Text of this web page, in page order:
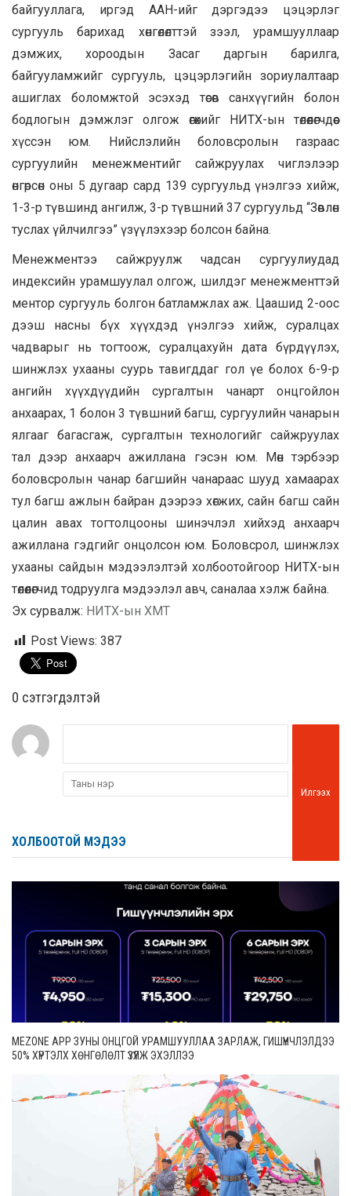
байгууллага, иргэд ААН-ийг дэргэдээ цэцэрлэг
сургууль барихад хөнгөлөлттэй зээл, урамшууллаар
дэмжих, хороодын Засаг даргын барилга,
байгууламжийг сургууль, цэцэрлэгийн зориулалтаар
ашиглах боломжтой эсэхэд төсөв санхүүгийн болон
бодлогын дэмжлэг олгож өгөхийг НИТХ-ын төлөөлөгчдөөс
хүссэн юм. Нийслэлийн боловсролын газраас
сургуулийн менежментийг сайжруулах чиглэлээр
өнгөрсөн оны 5 дугаар сард 139 сургуульд үнэлгээ хийж,
1-3-р түвшинд ангилж, 3-р түвшний 37 сургуульд “Зөвлөн
туслах үйлчилгээ” үзүүлэхээр болсон байна.
Менежментээ сайжруулж чадсан сургуулиудад
индексийн урамшуулал олгож, шилдэг менежменттэй
ментор сургууль болгон батламжлах аж. Цаашид 2-оос
дээш насны бүх хүүхдэд үнэлгээ хийж, суралцах
чадварыг нь тогтоож, суралцахуйн дата бүрдүүлэх,
шинжлэх ухааны суурь тавигддаг гол үе болох 6-9-р
ангийн хүүхдүүдийн сургалтын чанарт онцгойлон
анхаарах, 1 болон 3 түвшний багш, сургуулийн чанарын
ялгааг багасгаж, сургалтын технологийг сайжруулах
тал дээр анхаарч ажиллана гэсэн юм. Мөн тэрбээр
боловсролын чанар багшийн чанараас шууд хамаарах
тул багш ажлын байран дээрээ хөгжих, сайн багш сайн
цалин авах тогтолцооны шинэчлэл хийхэд анхаарч
ажиллана гэдгийг онцолсон юм. Боловсрол, шинжлэх
ухааны сайдын мэдээлэлтэй холбоотойгоор НИТХ-ын
төлөөлөгчид тодруулга мэдээлэл авч, саналаа хэлж байна.
Эх сурвалж: НИТХ-ын ХМТ
Post Views: 387
0 cэтгэгдэлтэй
Илгээх
ХОЛБООТОЙ МЭДЭЭ
MEZONE APP ЗУНЫ ОНЦГОЙ УРАМШУУЛЛАА ЗАРЛАЖ, ГИШҮҮНЧЛЭЛДЭЭ
50% ХҮРТЭЛХ ХӨНГӨЛӨЛТ ҮЗҮҮЛЖ ЭХЭЛЛЭЭ